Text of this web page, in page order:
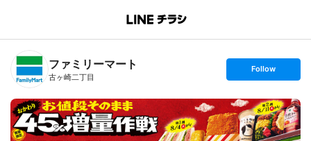
B
n
T
ファミリーマート
古ヶ崎二丁目
s
t
o
l
l
o
w
Follow